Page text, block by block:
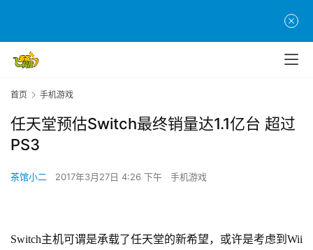
首页 手机游戏
任天堂预估Switch最终销量达1.1亿台 超过
PS3
茶馆小二 2017年3月27日 4:26 下午 手机游戏
Switch主机可谓是承载了任天堂的新希望，或许是考虑到Wii